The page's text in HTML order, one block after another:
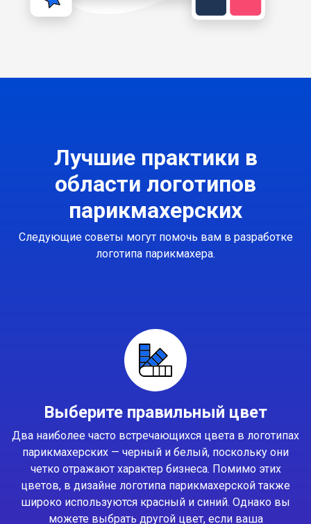
Лучшие практики в
области логотипов
парикмахерских
Следующие советы могут помочь вам в разработке
логотипа парикмахера.
Выберите правильный цвет
Два наиболее часто встречающихся цвета в логотипах
парикмахерских — черный и белый, поскольку они
четко отражают характер бизнеса. Помимо этих
цветов, в дизайне логотипа парикмахерской также
широко используются красный и синий. Однако вы
можете выбрать другой цвет, если ваша